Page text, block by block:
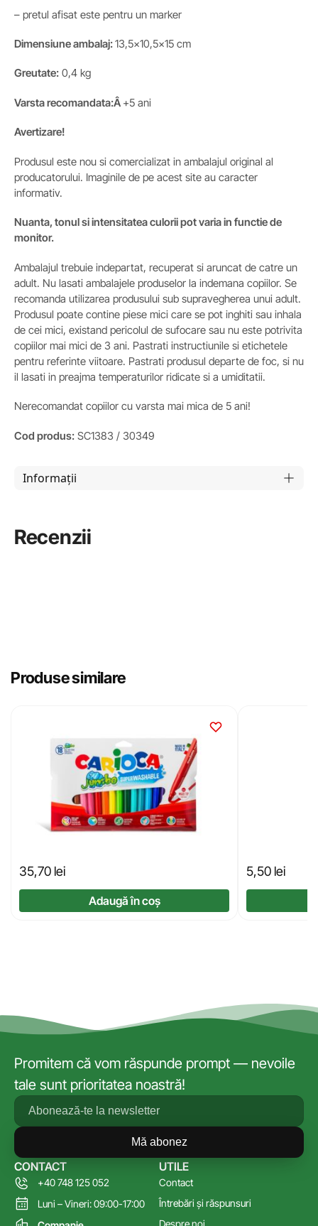
– pretul afisat este pentru un marker
Dimensiune ambalaj:13,5×10,5×15 cm
Greutate: 0,4 kg
Varsta recomandata:Â +5 ani
Avertizare!
Produsul este nou si comercializat in ambalajul original al
producatorului. Imaginile de pe acest site au caracter
informativ.
Nuanta, tonul si intensitatea culorii pot varia in functie de
monitor.
Ambalajul trebuie indepartat, recuperat si aruncat de catre un
adult. Nu lasati ambalajele produselor la indemana copiilor. Se
recomanda utilizarea produsului sub supravegherea unui adult.
Produsul poate contine piese mici care se pot inghiti sau inhala
de cei mici, existand pericolul de sufocare sau nu este potrivita
copiilor mai mici de 3 ani. Pastrati instructiunile si etichetele
pentru referinte viitoare. Pastrati produsul departe de foc, si nu
il lasati in preajma temperaturilor ridicate si a umiditatii.
Nerecomandat copiilor cu varsta mai mica de 5 ani!
Cod produs: SC1383 / 30349
Informații
Recenzii
Produse similare
35,70 lei
Adaugă în coș
5,50 lei
Promitem că vom răspunde prompt — nevoile
tale sunt prioritatea noastră!
Mă abonez
UTILE
Contact
Întrebări și răspunsuri
Despre noi
CONTACT
+40 748 125 052
Luni – Vineri: 09:00-17:00